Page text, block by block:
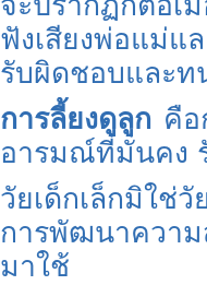
ฟังเสียงพ่อแม่
รับผิดชอบและ
การลี้ยงดูลูก คือ
อารมณ์ที่มั่นคง
วัยเด็กเล็กมิใ
การพัฒนาความ
มาใช้